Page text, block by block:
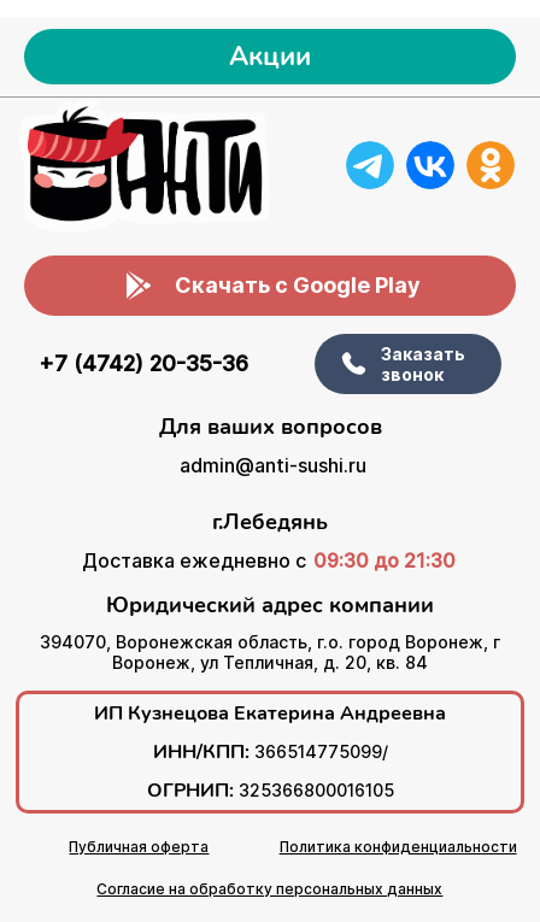
Акции
Скачать с Google Play
+7 (4742) 20-35-36
Заказать
звонок
Для ваших вопросов
admin@anti-sushi.ru
г.Лебедянь
Доставка ежедневно с 09:30 до 21:30
Юридический адрес компании
394070, Воронежская область, г.о. город Воронеж, г
Воронеж, ул Тепличная, д. 20, кв. 84
ИП Кузнецова Екатерина Андреевна
ИНН/КПП: 366514775099/
ОГРНИП: 325366800016105
Публичная оферта Политика конфиденциальности
Согласие на обработку персональных данных